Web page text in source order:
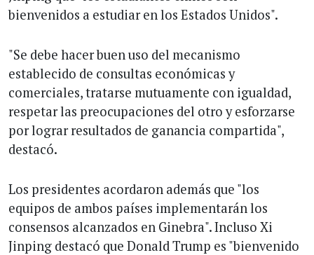
bienvenidos a estudiar en los Estados Unidos".
"Se debe hacer buen uso del mecanismo
establecido de consultas económicas y
comerciales, tratarse mutuamente con igualdad,
respetar las preocupaciones del otro y esforzarse
por lograr resultados de ganancia compartida",
destacó.
Los presidentes acordaron además que "los
equipos de ambos países implementarán los
consensos alcanzados en Ginebra". Incluso Xi
Jinping destacó que Donald Trump es "bienvenido